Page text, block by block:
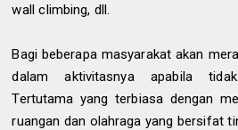
wall climbing, dll.
Bagi beberapa masyarakat akan
dalam aktivitasnya apabila
Tertutama yang terbiasa dengan
ruangan dan olahraga yang bersifat